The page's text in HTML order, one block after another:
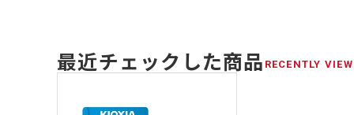
最近チェックした商品 RECENTLY